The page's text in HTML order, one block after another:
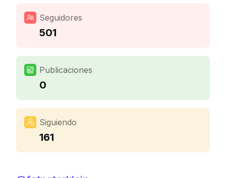
Seguidores
501
Publicaciones
0
Siguiendo
161